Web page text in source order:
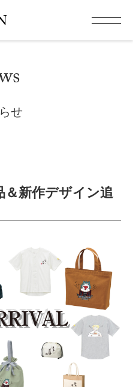
せ
＆新作デザイン追